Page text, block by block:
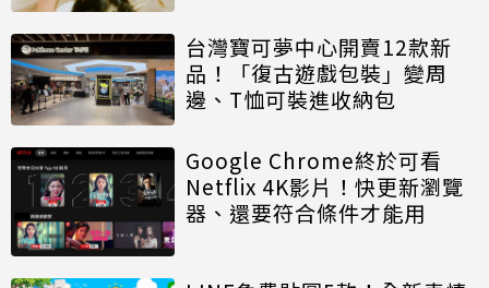
台灣寶可夢中心開賣12款新
品！「復古遊戲包裝」變周
邊、T恤可裝進收納包
Google Chrome終於可看
Netflix 4K影片！快更新瀏覽
器、還要符合條件才能用